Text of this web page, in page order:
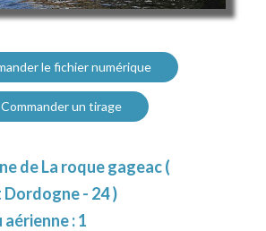
le fichier numérique
Commander un tirage
de La roque gageac (
- 24 )
: 1